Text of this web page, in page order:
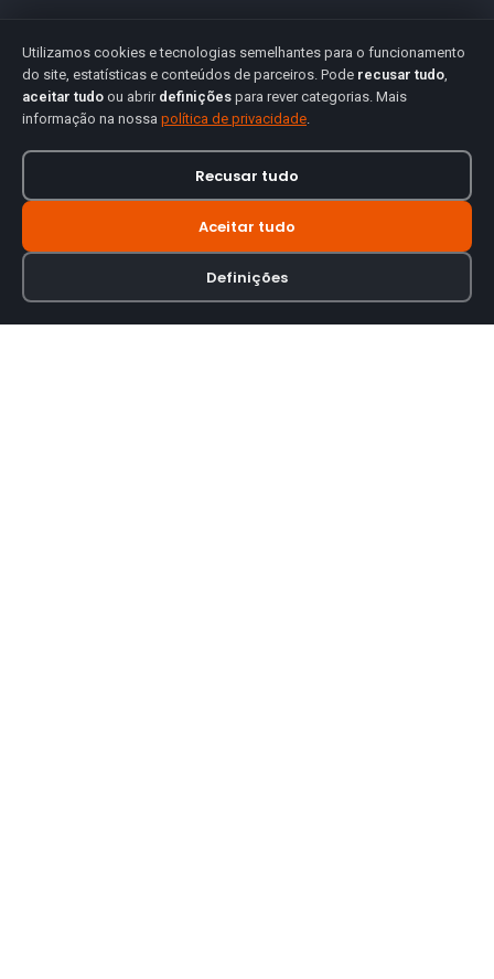
Utilizamos cookies e tecnologias semelhantes para o funcionamento
do site, estatísticas e conteúdos de parceiros. Pode recusar tudo,
aceitar tudo ou abrir definições para rever categorias. Mais
informação na nossa política de privacidade.
Recusar tudo
Aceitar tudo
Definições